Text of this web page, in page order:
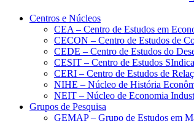
Centros e Núcleos
CEA – Centro de Estudos em
CECON – Centro de Estudos de
CEDE – Centro de Estudos do
CESIT – Centro de Estudos
CERI – Centro de Estudos de
NIHE – Núcleo de História
NEIT – Núcleo de Economia
Grupos de Pesquisa
GEMAP – Grupo de Estudos em